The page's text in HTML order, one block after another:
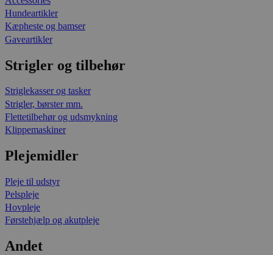
Hundeartikler
Kæpheste og bamser
Gaveartikler
Strigler og tilbehør
Striglekasser og tasker
Strigler, børster mm.
Flettetilbehør og udsmykning
Klippemaskiner
Plejemidler
Pleje til udstyr
Pelspleje
Hovpleje
Førstehjælp og akutpleje
Andet